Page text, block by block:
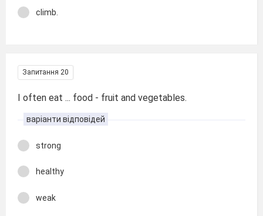
climb.
Запитання 20
I often eat ... food - fruit and vegetables.
варіанти відповідей
strong
healthy
weak